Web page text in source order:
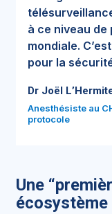
à ce niveau
mondiale.
pour la
Dr Joël
Anesthésiste au
protocole
Une
écosystème